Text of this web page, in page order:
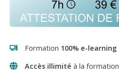
Formation 100% e-learning
Accès illimité à la formation